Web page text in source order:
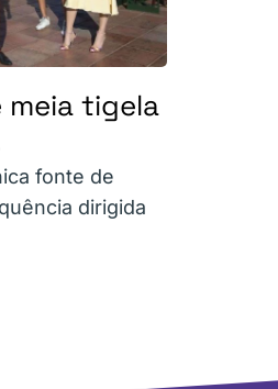
meia tigela
fonte de
dirigida